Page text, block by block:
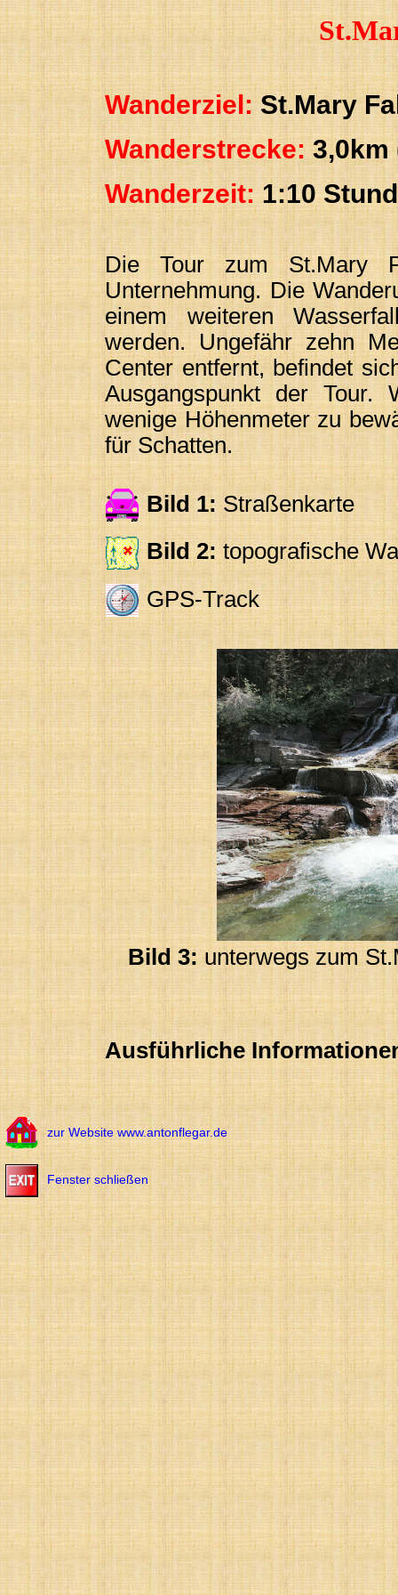
Wanderziel: St.Mary
Wanderstrecke: 3,0km
Wanderzeit: 1:10
Die Tour zum St.Mary
Unternehmung. Die
einem weiteren
werden. Ungefähr zehn
Center entfernt, befindet
Ausgangspunkt der Tour.
wenige Höhenmeter zu
für Schatten.
Bild 1: Straßenkarte
Bild 2: topografische
GPS-Track
Bild 3: unterwegs zum
Ausführliche
zur Website www.antonflegar.de
Fenster schließen